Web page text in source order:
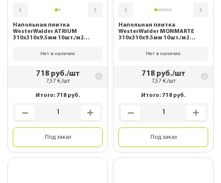
Напольная плитка
WesterWalder ATRIUM
310х310х9.5мм 10шт./м2
Нет в наличии
718руб./шт
7,57€./шт
Итого: 718 руб.
Под заказ
Напольная плитка
WesterWalder MONMARTE
310х310х9.5мм 10шт./м2
Нет в наличии
718руб./шт
7,57€./шт
Итого: 718 руб.
Под заказ